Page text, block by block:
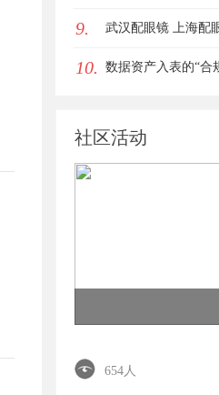
女生的气质加分项
9. 武汉配眼镜 上海配
10. 数据资产入表的“合
社区活动
654人